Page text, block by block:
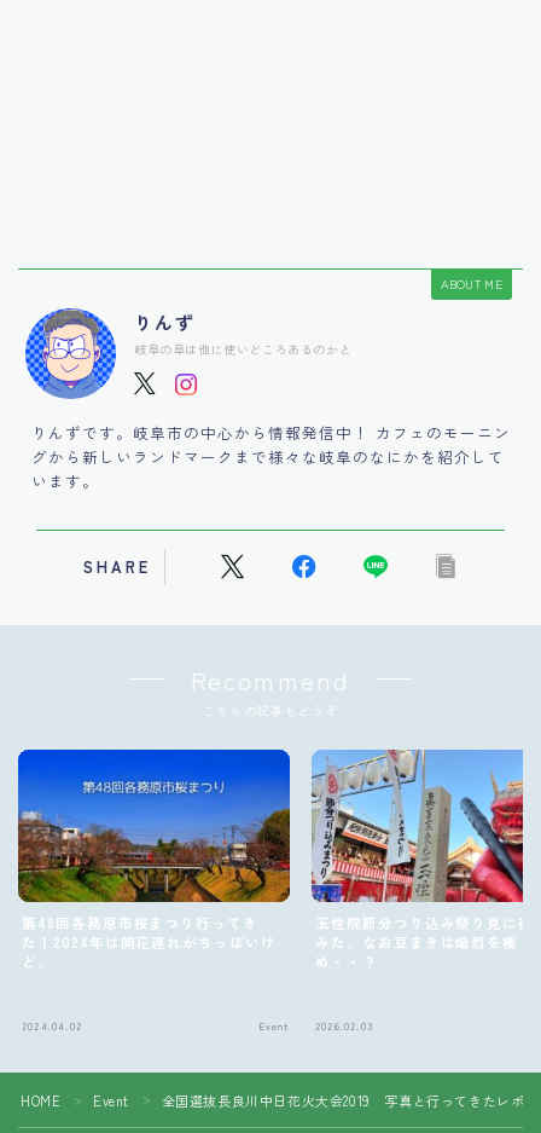
ABOUT ME
りんず
岐阜の阜は他に使いどころあるのかと
りんずです。岐阜市の中心から情報発信中！ カフェのモーニン
グから新しいランドマークまで様々な岐阜のなにかを紹介して
います。
SHARE
Recommend
こちらの記事もどうぞ
第48回各務原市桜まつり行ってき
た！2024年は開花遅れがちっぽいけ
ど。
2024.04.02 Event
玉性院節分つり込み祭り見に行
みた。なお豆まきは熾烈を極
め・・？
2026.02.03
HOME ＞ Event ＞ 全国選抜長良川中日花火大会2019 写真と行ってきたレポ